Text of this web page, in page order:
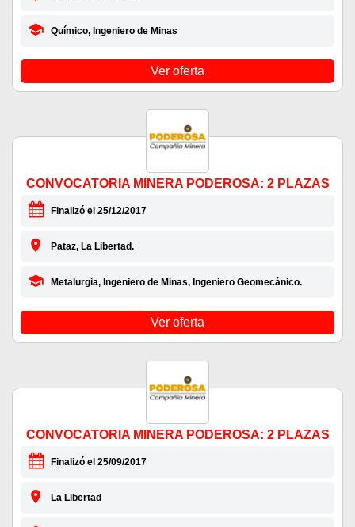
Químico, Ingeniero de Minas
Ver oferta
CONVOCATORIA MINERA PODEROSA: 2 PLAZAS
Finalizó el 25/12/2017
Pataz, La Libertad.
Metalurgia, Ingeniero de Minas, Ingeniero Geomecánico.
Ver oferta
CONVOCATORIA MINERA PODEROSA: 2 PLAZAS
Finalizó el 25/09/2017
La Libertad